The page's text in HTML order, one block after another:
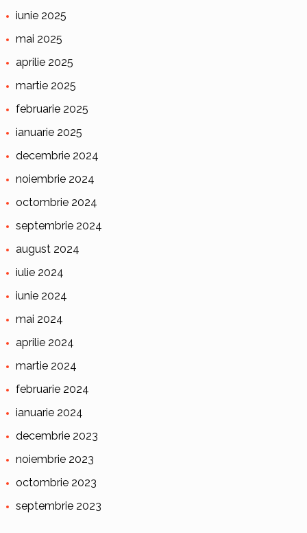
iunie 2025
mai 2025
aprilie 2025
martie 2025
februarie 2025
ianuarie 2025
decembrie 2024
noiembrie 2024
octombrie 2024
septembrie 2024
august 2024
iulie 2024
iunie 2024
mai 2024
aprilie 2024
martie 2024
februarie 2024
ianuarie 2024
decembrie 2023
noiembrie 2023
octombrie 2023
septembrie 2023